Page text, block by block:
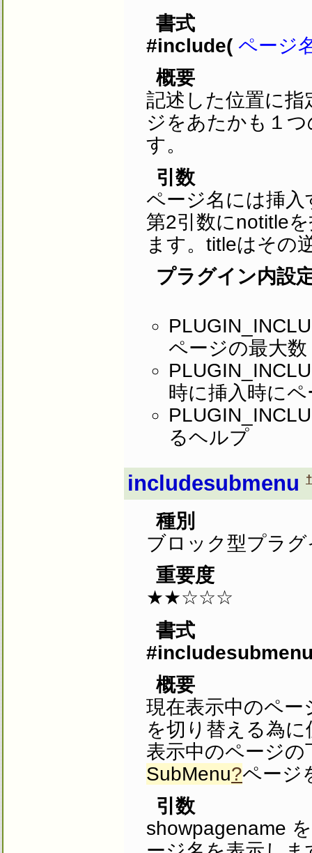
書式
#include( ページ
概要
記述した位置に
ジをあたかも１
す。
引数
ページ名には挿
第2引数にnotitle
ます。titleはその
プラグイン内設
ページの最大数
時に挿入時に
るヘルプ
includesubmenu†
種別
ブロック型プラ
重要度
★★☆☆☆
書式
概要
現在表示中のペー
を切り替える為
表示中のページの
SubMenu?ページ
引数
showpagename